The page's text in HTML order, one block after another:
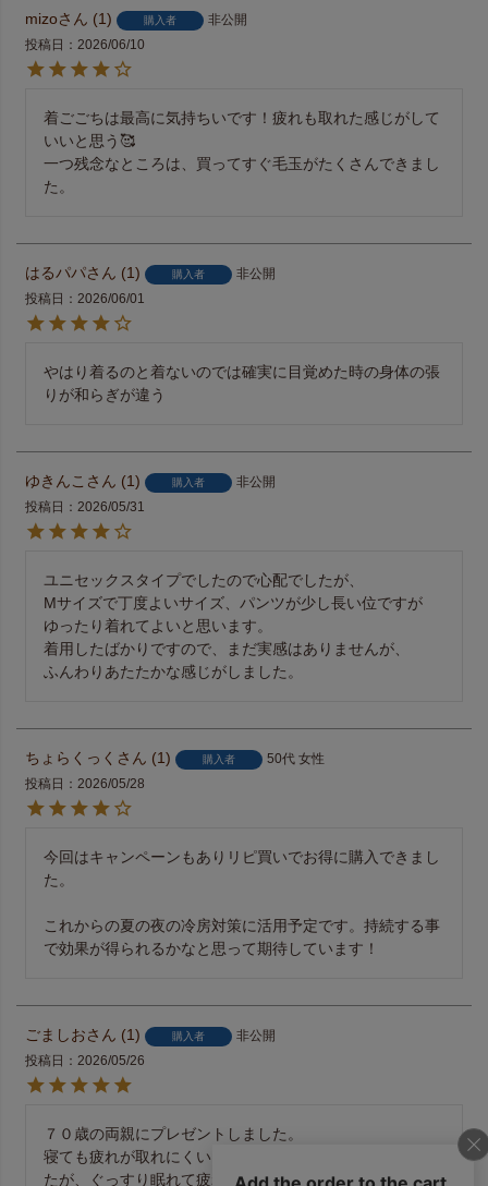
mizo 1 購入者
非公開
投稿日
2026/06/10
着ごごちは最高に気持ちいです！疲れも取れた感じがして
いいと思う🥰
一つ残念なところは、買ってすぐ毛玉がたくさんできまし
た。
はるパパ 1 購入者
非公開
投稿日
2026/06/01
やはり着るのと着ないのでは確実に目覚めた時の身体の張
りが和らぎが違う
ゆきんこ 1 購入者
非公開
投稿日
2026/05/31
ユニセックスタイプでしたので心配でしたが、
Mサイズで丁度よいサイズ、パンツが少し長い位ですが
ゆったり着れてよいと思います。
着用したばかりですので、まだ実感はありませんが、
ちょらくっく 1 購入者 50代 女性
投稿日
2026/05/28
今回はキャンペーンもありリピ買いでお得に購入できまし
た。
これからの夏の夜の冷房対策に活用予定です。持続する事
で効果が得られるかなと思って期待しています！
ごましお 1 購入者
非公開
投稿日
2026/05/26
７０歳の両親にプレゼントしました。
寝ても疲れが取れにくいと言っていたので購入してみまし
たが、ぐっすり眠れて疲れが取れている気がすると言って